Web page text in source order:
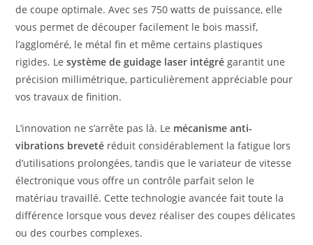
de coupe optimale. Avec ses 750 watts de puissance, elle
vous permet de découper facilement le bois massif,
l’aggloméré, le métal fin et même certains plastiques
rigides. Lesystème de guidage laser intégré garantit une
précision millimétrique, particulièrement appréciable pour
vos travaux de finition.
L’innovation ne s’arrête pas là. Le mécanisme anti-
vibrations breveté réduit considérablement la fatigue lors
d’utilisations prolongées, tandis que le variateur de vitesse
électronique vous offre un contrôle parfait selon le
matériau travaillé. Cette technologie avancée fait toute la
différence lorsque vous devez réaliser des coupes délicates
ou des courbes complexes.